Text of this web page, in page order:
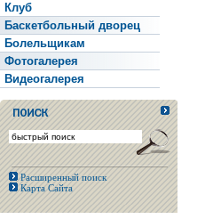
Клуб
Баскетбольный дворец
Болельщикам
Фотогалерея
Видеогалерея
Расширенный поиск
Карта Сайта